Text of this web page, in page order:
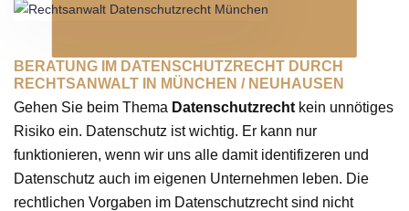
BERATUNG IM DATENSCHUTZRECHT DURCH
RECHTSANWALT IN MÜNCHEN / NEUHAUSEN
Gehen Sie beim Thema Datenschutzrecht kein unnötiges
Risiko ein. Datenschutz ist wichtig. Er kann nur
funktionieren, wenn wir uns alle damit identifizeren und
Datenschutz auch im eigenen Unternehmen leben. Die
rechtlichen Vorgaben im Datenschutzrecht sind nicht